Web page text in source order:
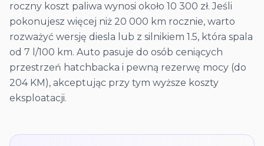
roczny koszt paliwa wynosi około 10 300 zł. Jeśli
pokonujesz więcej niż 20 000 km rocznie, warto
rozważyć wersję diesla lub z silnikiem 1.5, która spala
od 7 l/100 km. Auto pasuje do osób ceniących
przestrzeń hatchbacka i pewną rezerwę mocy (do
204 KM), akceptując przy tym wyższe koszty
eksploatacji.